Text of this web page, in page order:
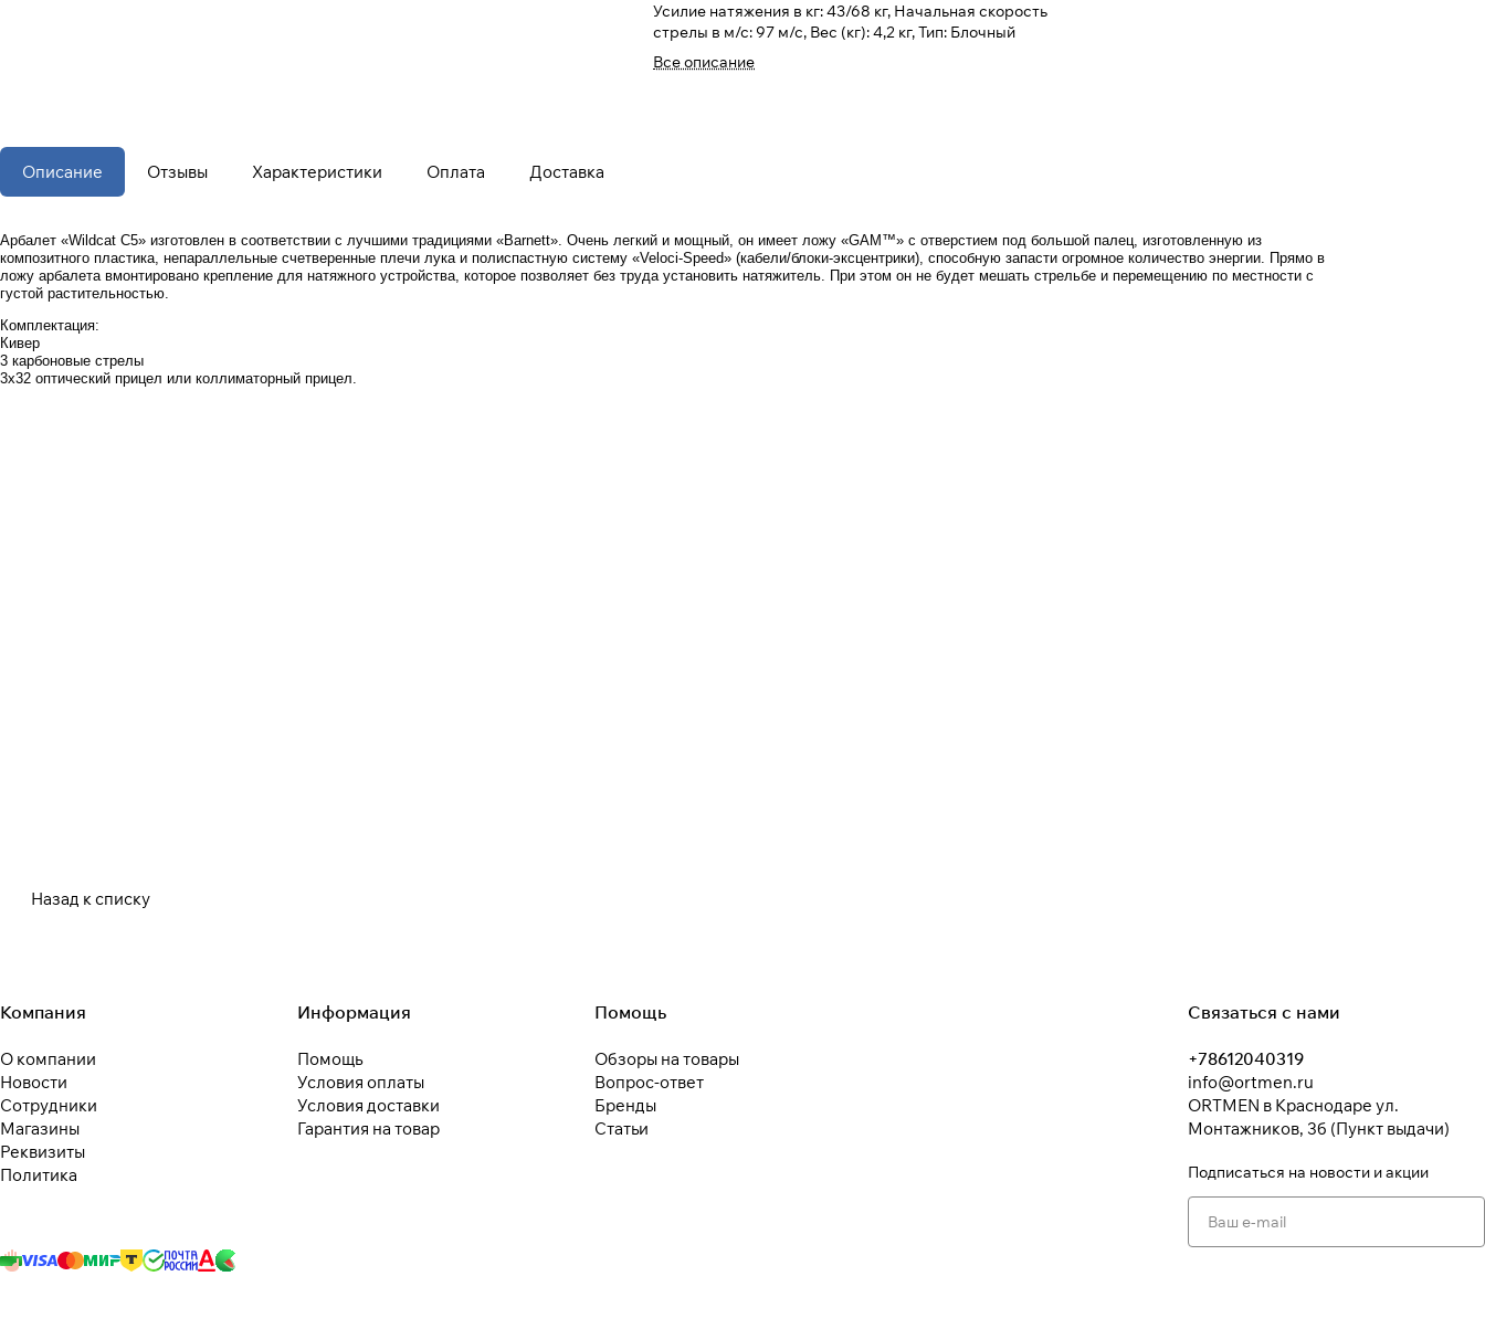
Усилие натяжения в кг: 43/68 кг, Начальная скорость
стрелы в м/с: 97 м/с, Вес (кг): 4,2 кг, Тип: Блочный
Все описание
Описание Отзывы Характеристики Оплата Доставка
Арбалет «Wildcat C5» изготовлен в соответствии с лучшими традициями «Barnett». Очень легкий и мощный, он имеет ложу «GAM™» с отверстием под большой палец, изготовленную из
композитного пластика, непараллельные счетверенные плечи лука и полиспастную систему «Veloci-Speed» (кабели/блоки-эксцентрики), способную запасти огромное количество энергии. Прямо в
ложу арбалета вмонтировано крепление для натяжного устройства, которое позволяет без труда установить натяжитель. При этом он не будет мешать стрельбе и перемещению по местности с
густой растительностью.
Комплектация:
Кивер
3 карбоновые стрелы
3х32 оптический прицел или коллиматорный прицел.
Назад к списку
Компания
О компании
Новости
Сотрудники
Магазины
Реквизиты
Политика
Информация
Помощь
Условия оплаты
Условия доставки
Гарантия на товар
Помощь
Обзоры на товары
Вопрос-ответ
Бренды
Статьи
Связаться с нами
+78612040319
info@ortmen.ru
ORTMEN в Краснодаре ул.
Монтажников, 3б (Пункт выдачи)
Подписаться на новости и акции